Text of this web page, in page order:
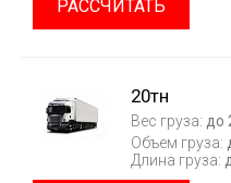
РАССЧИТАТЬ
20тн
Вес груза: до
Объем груза:
Длина груза: